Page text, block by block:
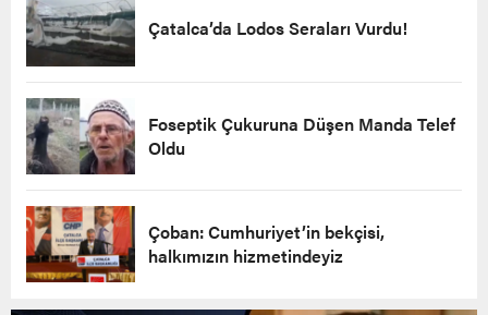
Çatalca’da Lodos Seraları Vurdu!
Foseptik Çukuruna Düşen Manda Telef
Oldu
Çoban: Cumhuriyet’in bekçisi,
halkımızın hizmetindeyiz